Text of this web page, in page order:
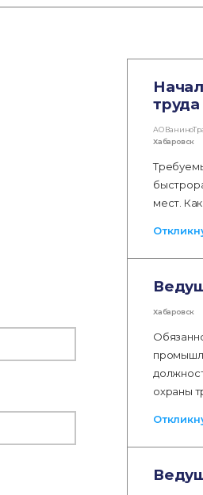
АО
Хабаровск
мест.
Хабаровск
охраны